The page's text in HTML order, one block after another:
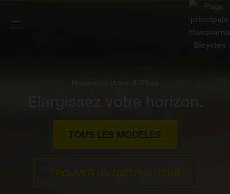
TOUS LES MODÈLES
TROUVER UN DISTRIBUTEUR